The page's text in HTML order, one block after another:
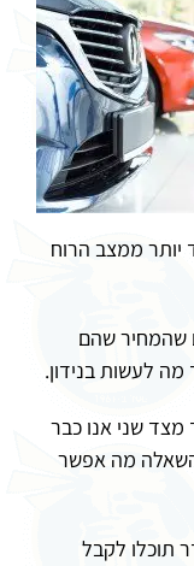
יותר ממצב הרוח
שהמחיר שהם
מה לעשות בנידון.
שני אנו כבר
השאלה מה אפשר
תוכלו לקבל